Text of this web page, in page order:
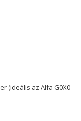
(ideális az Alfa G0X0